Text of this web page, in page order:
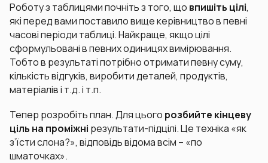
Роботу з таблицями почніть з того, що впишіть цілі,
які перед вами поставило вище керівництво в певні
часові періоди таблиці. Найкраще, якщо цілі
сформульовані в певних одиницях вимірювання.
Тобто в результаті потрібно отримати певну суму,
кількість відгуків, виробити деталей, продуктів,
матеріалів і т.д. і т.п.
Тепер розробіть план. Для цього розбийте кінцеву
ціль на проміжні результати-підцілі. Це техніка «як
з’їсти слона?», відповідь відома всім – «по
шматочках».